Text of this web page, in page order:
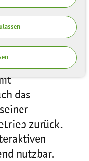
das
das
zurück.
nutzbar.